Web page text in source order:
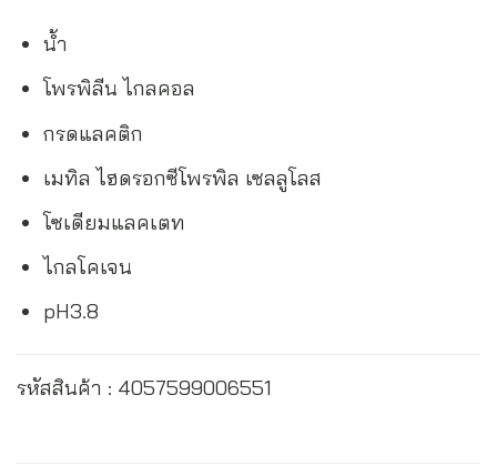
น้ำ
โพรพิลีน ไกลคอล
กรดแลคติก
เมทิล ไฮดรอกซีโพรพิล เซลลูโลส
โซเดียมแลคเตท
ไกลโคเจน
pH3.8
รหัสสินค้า : 4057599006551